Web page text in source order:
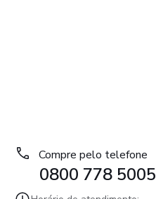
Compre pelo telefone
0800 778 5005